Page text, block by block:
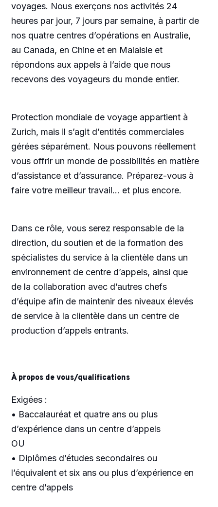
voyages. Nous exerçons nos activités 24
heures par jour, 7 jours par semaine, à partir de
nos quatre centres d’opérations en Australie,
au Canada, en Chine et en Malaisie et
répondons aux appels à l’aide que nous
recevons des voyageurs du monde entier.
Protection mondiale de voyage appartient à
Zurich, mais il s’agit d’entités commerciales
gérées séparément. Nous pouvons réellement
vous offrir un monde de possibilités en matière
d’assistance et d’assurance. Préparez-vous à
faire votre meilleur travail… et plus encore.
Dans ce rôle, vous serez responsable de la
direction, du soutien et de la formation des
spécialistes du service à la clientèle dans un
environnement de centre d’appels, ainsi que
de la collaboration avec d’autres chefs
d’équipe afin de maintenir des niveaux élevés
de service à la clientèle dans un centre de
production d’appels entrants.
À propos de vous/qualifications
Exigées :
• Baccalauréat et quatre ans ou plus
d’expérience dans un centre d’appels
OU
• Diplômes d’études secondaires ou
l’équivalent et six ans ou plus d’expérience en
centre d’appels